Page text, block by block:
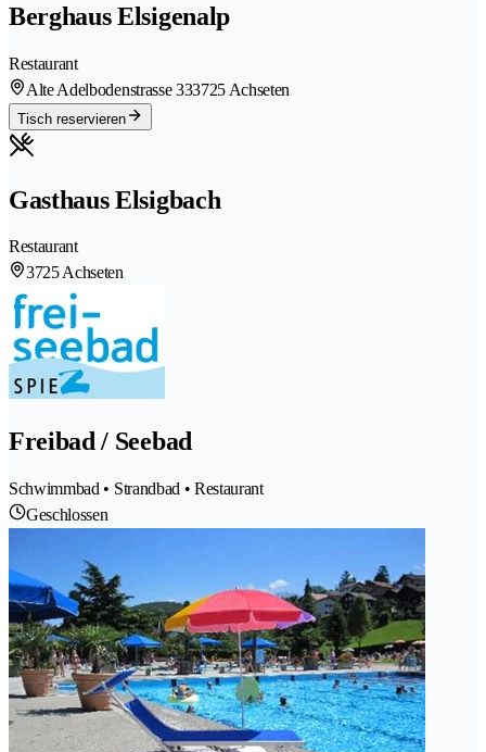
Berghaus Elsigenalp
Restaurant
Alte Adelbodenstrasse 333725 Achseten
Tisch reservieren
Gasthaus Elsigbach
Restaurant
3725 Achseten
Freibad / Seebad
Schwimmbad • Strandbad • Restaurant
Geschlossen